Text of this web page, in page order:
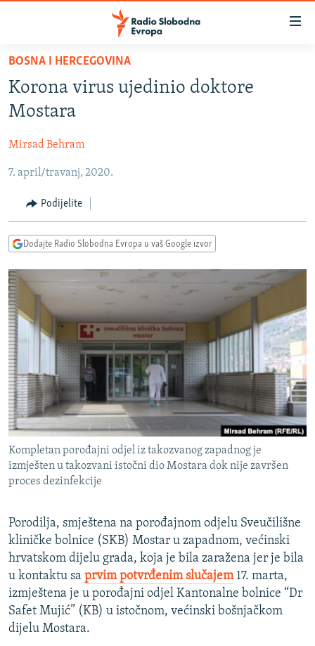
Pređite
glavni
sadržaj
na
navigaciju
Pređite
pretragu
BOSNA I HERCEGOVINA
KOSOVO
CRNA GORA
VIZUELNO
FOTOGALERIJE
PODCASTI
RAT U UKRAJINI
KINA NA BALKANU
RSE PRIČE IZ SVIJETA
ISPRIČAJ MI
DNEVNO@RSE
SPECIJALI RSE
VIŠE OD NASLOVA
GENOCID U SREBRENICI
POPLAVE I KLIZIŠTA U BIH 2024.
TV LIBERTY
MOJA EVROPA
TRI DECENIJE OD RATA U BIH
SVE KARTE DEJTONA
NASTANAK I RASPAD JUGOSLAVIJE
PRATITE NAS
Sve RFE/RL stranice
BOSNA I HERCEGOVINA
Korona virus ujedinio doktore
Mostara
Mirsad Behram
7. april/travanj, 2020.
Podijelite
Dodajte Radio Slobodna Evropa u vaš Google izvor
Kompletan porođajni odjel iz takozvanog zapadnog je
izmješten u takozvani istočni dio Mostara dok nije završen
proces dezinfekcije
Porodilja, smještena na porođajnom odjelu Sveučilišne
kliničke bolnice (SKB) Mostar u zapadnom, većinski
hrvatskom dijelu grada, koja je bila zaražena jer je bila
u kontaktu sa prvim potvrđenim slučajem17. marta,
izmještena je u porođajni odjel Kantonalne bolnice “Dr
Safet Mujić” (KB) u istočnom, većinski bošnjačkom
dijelu Mostara.